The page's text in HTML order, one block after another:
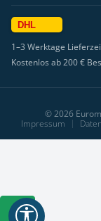
DHL
1–3 Werktage
Kostenlos ab 200 €
© 2026
Impressum
Werkzeugleiste
anzeigen